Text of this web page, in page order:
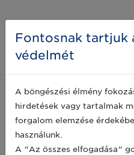
Fontosnak tartjuk
védelmét
A böngészési élmény
hirdetések vagy tartalmak
forgalom elemzése
használunk.
A "Az összes elfogadása"